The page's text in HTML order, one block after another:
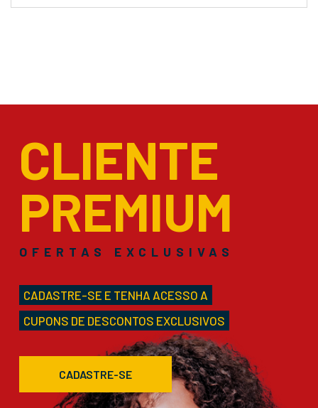
CLIENTE
PREMIUM
OFERTAS EXCLUSIVAS
CADASTRE-SE E TENHA ACESSO A
CUPONS DE DESCONTOS EXCLUSIVOS
CADASTRE-SE